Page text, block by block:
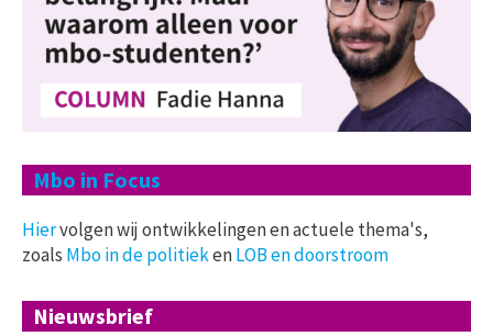
Mbo in Focus
Hiervolgen wij ontwikkelingen en actuele thema's,
zoals Mbo in de politiekenLOB en doorstroom
Nieuwsbrief